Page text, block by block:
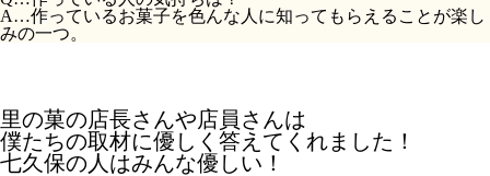
A…作っているお菓子を色んな人に知ってもらえることが楽し
みの一つ。
里の菓の店長さんや店員さんは
僕たちの取材に優しく答えてくれました！
七久保の人はみんな優しい！